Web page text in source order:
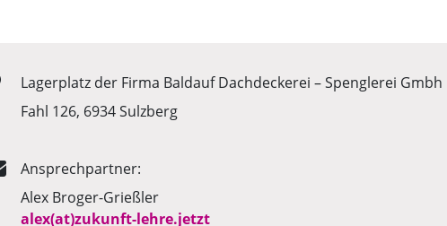
Lagerplatz der Firma Baldauf Dachdeckerei – Spenglerei Gmbh
Fahl 126, 6934 Sulzberg
Ansprechpartner:
Alex Broger-Grießler
alex(at)zukunft-lehre.jetzt